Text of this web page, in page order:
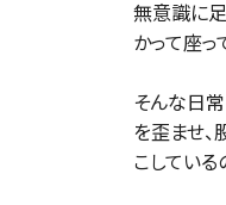
無意識に
かって座っ
そんな日
を歪ませ
こしている